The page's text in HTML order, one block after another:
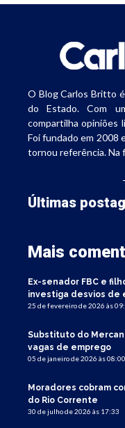
O Blog Carlos Britto
do Estado. Com
compartilha opiniões
Foi fundado em 2008
tornou referência. Na
Últimas
Mais
Ex-senador FBC e
investiga desvios de
25 de fevereiro de 2026 às
Substituto do
vagas de emprego
05 de janeiro de 2026 às 08:00
Moradores cobram
do Rio Corrente
30 de julho de 2026 às 17:33